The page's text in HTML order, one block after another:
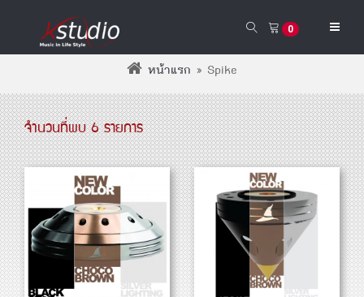
0
หน้าแรก » Spike
จำนวนที่พบ 6 รายการ